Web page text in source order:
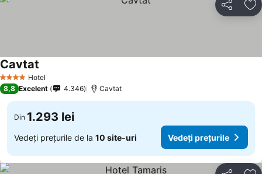
Distribuiți
4 Stele Hotel
Cavtat
8,8 Excelent 4.346 Cavtat
Din 1.293 lei
Vedeți prețurile de la 10 site-uri Vedeți prețurile